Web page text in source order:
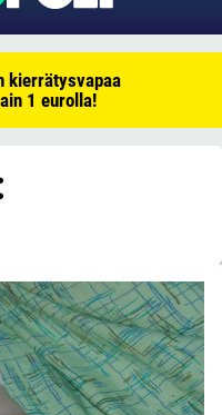
kierrätysvapaa
1 eurolla!